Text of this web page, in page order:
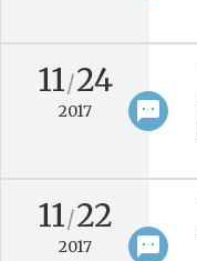
sms
11/24
2017 keyboard_arrow_right
sms
11/22
2017 keyboard_arrow_right